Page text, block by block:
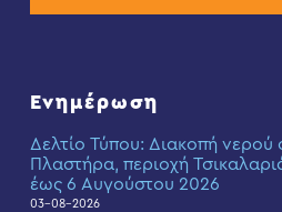
Ενημέρωση
Δελτίο Τύπου: Διακοπή νερού
Πλαστήρα, περιοχή
έως 6 Αυγούστου 2026
03-08-2026